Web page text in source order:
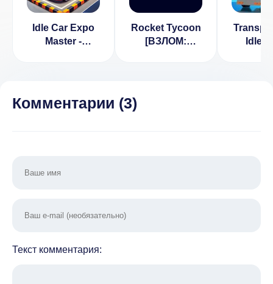
Idle Car Expo
Master -
Rocket Tycoon
[ВЗЛОМ:
Idle
Комментарии (3)
Текст комментария: